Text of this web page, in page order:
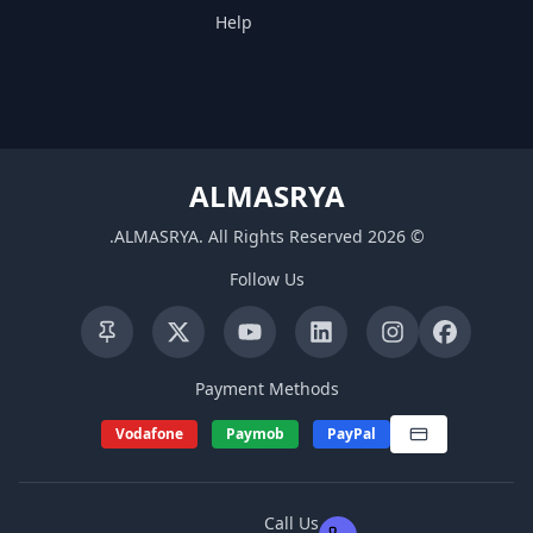
Help
ALMASRYA
©
2026
ALMASRYA. All Rights Reserved
.
Follow Us
Payment Methods
PayPal
Paymob
Vodafone
Call Us